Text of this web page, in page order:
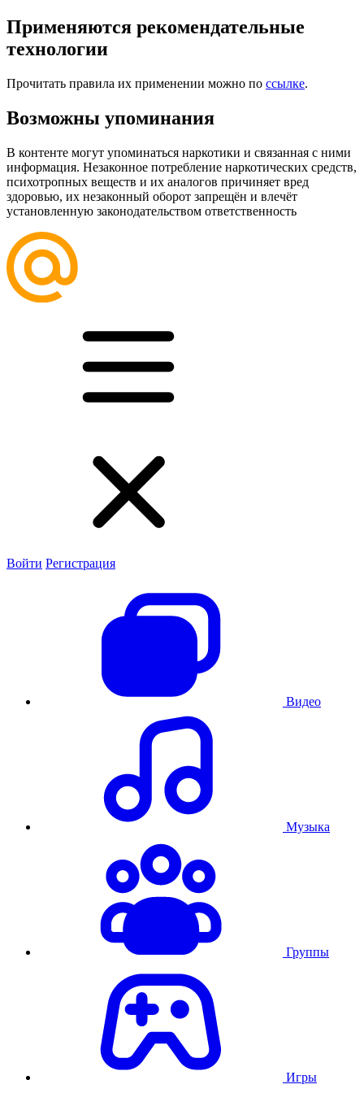
Применяются рекомендательные
технологии
Прочитать правила их применении можно по ссылке.
Возможны упоминания
В контенте могут упоминаться наркотики и связанная с ними
информация. Незаконное потребление наркотических средств,
психотропных веществ и их аналогов причиняет вред
здоровью, их незаконный оборот запрещён и влечёт
установленную законодательством ответственность
Войти Регистрация
Видео
Музыка
Группы
Игры